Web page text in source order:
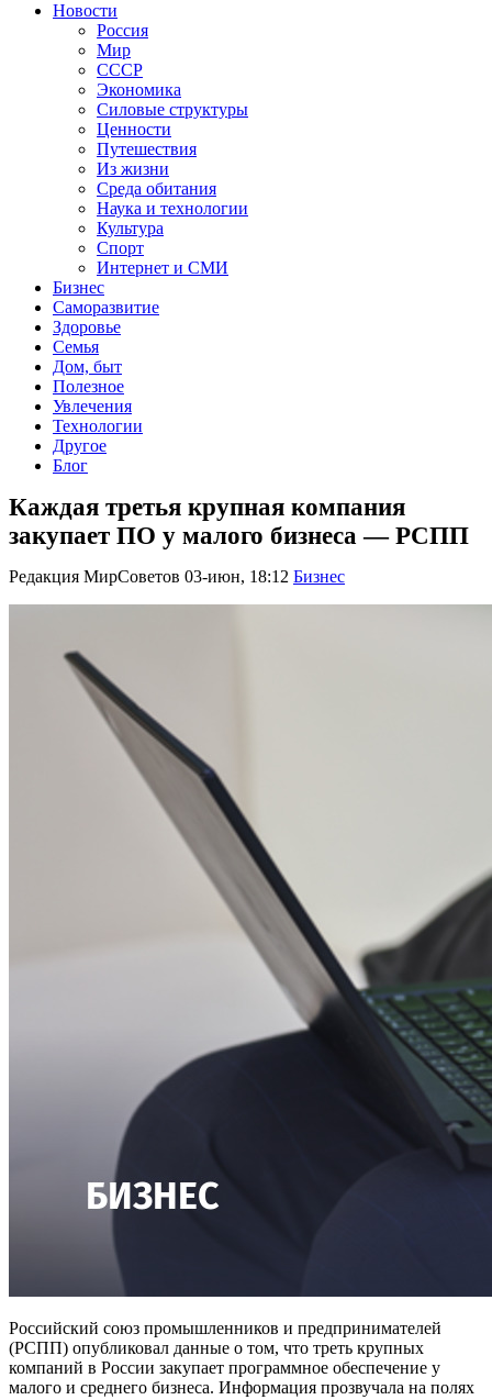
Новости
Россия
Мир
СССР
Экономика
Силовые структуры
Ценности
Путешествия
Из жизни
Среда обитания
Наука и технологии
Культура
Спорт
Интернет и СМИ
Бизнес
Саморазвитие
Здоровье
Семья
Дом, быт
Полезное
Увлечения
Технологии
Другое
Блог
Каждая третья крупная компания
закупает ПО у малого бизнеса — РСПП
Редакция МирСоветов 03-июн, 18:12 Бизнес
Российский союз промышленников и предпринимателей
(РСПП) опубликовал данные о том, что треть крупных
компаний в России закупает программное обеспечение у
малого и среднего бизнеса. Информация прозвучала на полях